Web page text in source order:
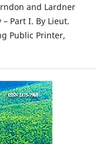
and Lardner
Part I. By Lieut.
Public Printer,